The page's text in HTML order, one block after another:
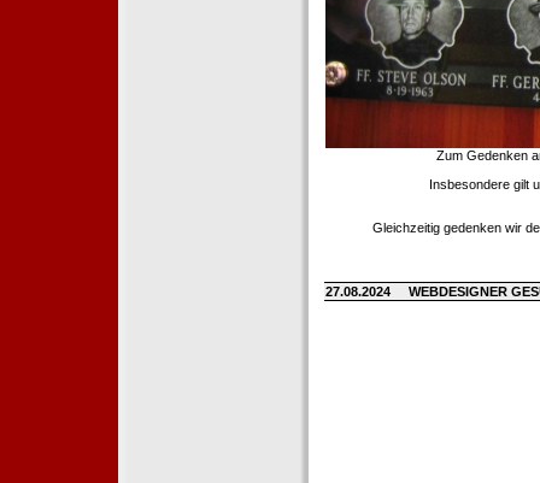
Zum Gedenken
Insbesondere gilt
Gleichzeitig gedenken wir
27.08.2024 WEBDESIGNER